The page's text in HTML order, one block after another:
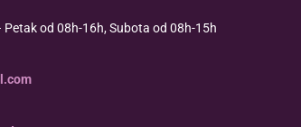
Petak od 08h-16h, Subota od 08h-15h